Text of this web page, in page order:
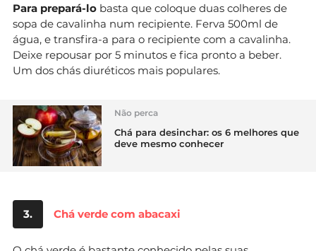
Para prepará-lo basta que coloque duas colheres de
sopa de cavalinha num recipiente. Ferva 500ml de
água, e transfira-a para o recipiente com a cavalinha.
Deixe repousar por 5 minutos e fica pronto a beber.
Um dos chás diuréticos mais populares.
Não perca
Chá para desinchar: os 6 melhores que
deve mesmo conhecer
3. Chá verde com abacaxi